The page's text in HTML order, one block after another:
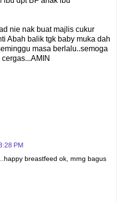
nie nak buat majlis cukur
Abah balik tgk baby muka dah
masa berlalu..semoga
PM
breastfeed ok, mmg bagus